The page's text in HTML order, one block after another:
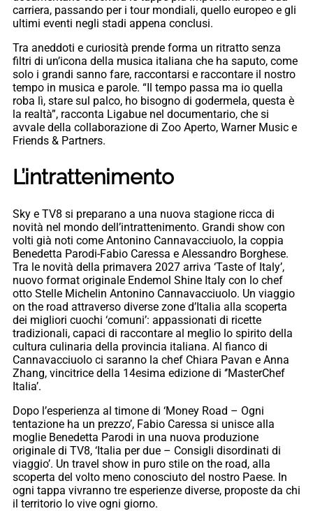
carriera, passando per i tour mondiali, quello europeo e gli
ultimi eventi negli stadi appena conclusi.
Tra aneddoti e curiosità prende forma un ritratto senza
filtri di un’icona della musica italiana che ha saputo, come
solo i grandi sanno fare, raccontarsi e raccontare il nostro
tempo in musica e parole. “Il tempo passa ma io quella
roba lì, stare sul palco, ho bisogno di godermela, questa è
la realtà”, racconta Ligabue nel documentario, che si
avvale della collaborazione di Zoo Aperto, Warner Music e
Friends & Partners.
L’intrattenimento
Sky e TV8 si preparano a una nuova stagione ricca di
novità nel mondo dell’intrattenimento. Grandi show con
volti già noti come Antonino Cannavacciuolo, la coppia
Benedetta Parodi-Fabio Caressa e Alessandro Borghese.
Tra le novità della primavera 2027 arriva ‘Taste of Italy’,
nuovo format originale Endemol Shine Italy con lo chef
otto Stelle Michelin Antonino Cannavacciuolo. Un viaggio
on the road attraverso diverse zone d’Italia alla scoperta
dei migliori cuochi ‘comuni’: appassionati di ricette
tradizionali, capaci di raccontare al meglio lo spirito della
cultura culinaria della provincia italiana. Al fianco di
Cannavacciuolo ci saranno la chef Chiara Pavan e Anna
Zhang, vincitrice della 14esima edizione di ‘’MasterChef
Italia’.
Dopo l’esperienza al timone di ‘Money Road – Ogni
tentazione ha un prezzo’, Fabio Caressa si unisce alla
moglie Benedetta Parodi in una nuova produzione
originale di TV8, ‘Italia per due – Consigli disordinati di
viaggio’. Un travel show in puro stile on the road, alla
scoperta del volto meno conosciuto del nostro Paese. In
ogni tappa vivranno tre esperienze diverse, proposte da chi
il territorio lo vive ogni giorno.